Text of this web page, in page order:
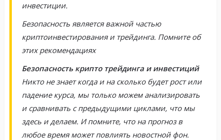
инвестиции.
Безопасность является важной частью
криптоинвестирования и трейдинга. Помните об
этих рекомендациях
Безопасность крипто трейдинга и инвестиций
Никто не знает когда и на сколько будет рост или
падение курса, мы только можем анализировать
и сравнивать с предыдущими циклами, что мы
здесь и делаем. И помните, что на прогноз в
любое время может повлиять новостной фон.